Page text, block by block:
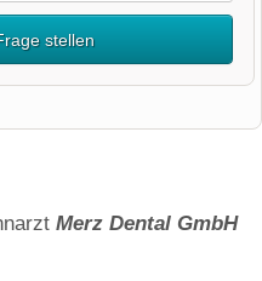
stellen
Merz Dental GmbH